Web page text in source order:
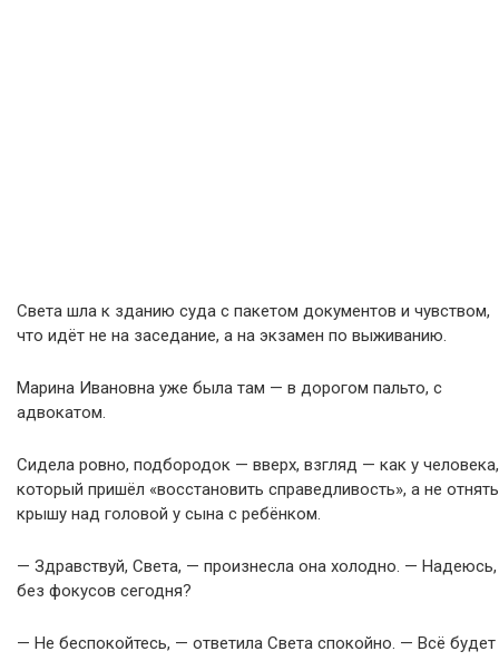
Света шла к зданию суда с пакетом документов и чувством,
что идёт не на заседание, а на экзамен по выживанию.
Марина Ивановна уже была там — в дорогом пальто, с
адвокатом.
Сидела ровно, подбородок — вверх, взгляд — как у человека,
который пришёл «восстановить справедливость», а не отнять
крышу над головой у сына с ребёнком.
— Здравствуй, Света, — произнесла она холодно. — Надеюсь,
без фокусов сегодня?
— Не беспокойтесь, — ответила Света спокойно. — Всё будет